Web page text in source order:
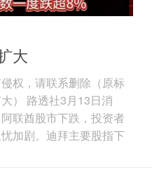
大
权，请联系删除（原标
） 路透社3月13日消
联酋股市下跌，投资者
加剧。迪拜主要股指下